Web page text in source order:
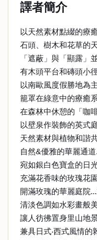
譯者簡介
以天然素材點綴的療
石頭、樹木和花草的
「遮蔽」與「顯露」
有木頭平台和磚頭小
以南歐風度假勝地為
籠罩在綠意中的療癒
在森林中休憩的「咖
以壁泉作裝飾的英式
天然素材與植物和諧
自然&優雅的華麗通
宛如銀白色寶盒的日
充滿花香味的玫瑰花
開滿玫瑰的華麗庭院
清淡色調如水彩畫般
讓人彷彿置身里山地
兼具日式‧西式風情的